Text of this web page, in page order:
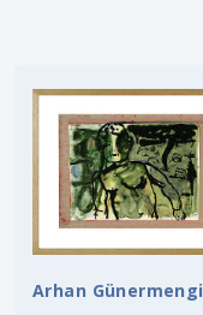
Arhan Günermengi